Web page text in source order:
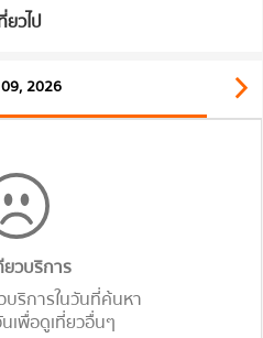
ยวไป
2026
ยวบริการ
บริการในวันที่ค้นหา
เพื่อดูเที่ยวอื่นๆ